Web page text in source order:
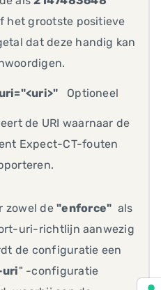
het grootste positieve
dat deze handig kan
Optioneel
de URI waarnaar de
Expect-CT-fouten
zowel de"enforce" als
uri-richtlijn aanwezig
de configuratie een
" -configuratie